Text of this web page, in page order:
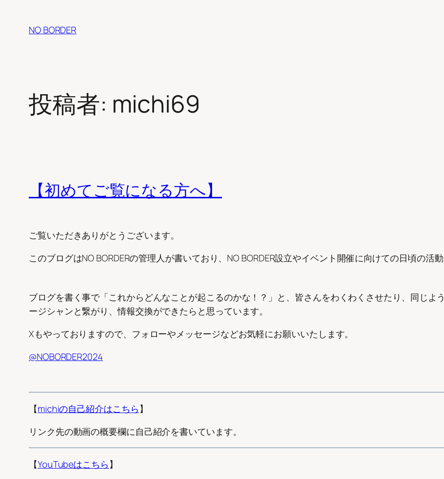
NO BORDER
投稿者: michi69
【初めてご覧になる方へ】
ご覧いただきありがとうございます。
このブログはNO BORDERの管理人が書いており、NO BORDER設立やイベント開催に向けての日頃の活
ブログを書く事で「これからどんなことが起こるのかな！？」と、皆さんをわくわくさせたり、同じよ
ージシャンと繋がり、情報交換ができたらと思っています。
Xもやっておりますので、フォローやメッセージなどお気軽にお願いいたします。
@NOBORDER2024
【michiの自己紹介はこちら】
リンク先の動画の概要欄に自己紹介を書いています。
【YouTubeはこちら】